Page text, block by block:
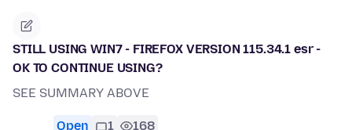
STILL USING WIN7 - FIREFOX VERSION 115.34.1 esr -
OK TO CONTINUE USING?
SEE SUMMARY ABOVE
Open 1 168